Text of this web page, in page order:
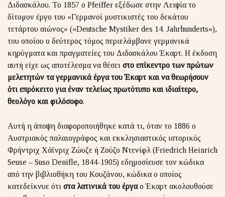
Διδασκάλου. Το 1857 ο Pfeiffer εξέδωσε στην Λειψία το
δίτομον έργο του «Γερμανοί μυστικιστές του δεκάτου
τετάρτου αιώνος» («Deutsche Mystiker des 14. Jahrhunderts»),
του οποίου ο δεύτερος τόμος περιελάμβανε γερμανικά
κηρύγματα και πραγματείες του Διδασκάλου Έκαρτ. Η έκδοση
αυτή είχε ως αποτέλεσμα να θέσει στο επίκεντρο των πρώτων
μελετητών τα γερμανικά έργα του Έκαρτ και να θεωρήσουν
ότι επρόκειτο για έναν τελείως πρωτότυπο και ιδιαίτερο,
θεολόγο και φιλόσοφο.
Αυτή η άποψη διαφοροποιήθηκε κατά τι, όταν το 1886 ο
Αυστριακός παλαιογράφος και εκκλησιαστικός ιστορικός
Φρήντριχ Χάϊνριχ Ζώυζε ή Ζούζο Ντενίφλ (Friedrich Heinrich
Seuse – Suso Denifle, 1844-1905) εδημοσίευσε τον κώδικα
από την βιβλιοθήκη του Κουζάνου, κώδικα ο οποίος
κατεδείκνυε ότι στα λατινικά του έργαο Έκαρτ ακολουθούσε